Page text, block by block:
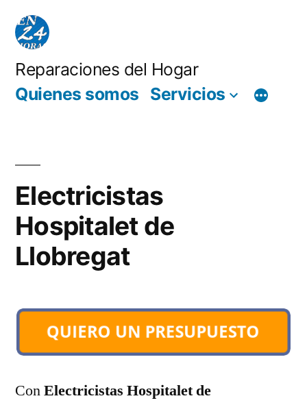
Saltar
contenido
Reparaciones del Hogar
Quienes somos Servicios
Electricistas
Hospitalet de
Llobregat
ConElectricistas Hospitalet de